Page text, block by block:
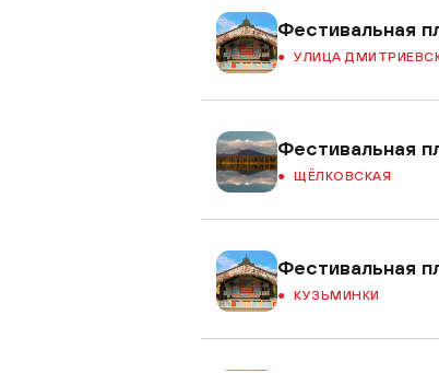
Фестивальная
УЛИЦА
Фестивальная
ЩЁЛКОВСКАЯ
Фестивальная
КУЗЬМИНКИ